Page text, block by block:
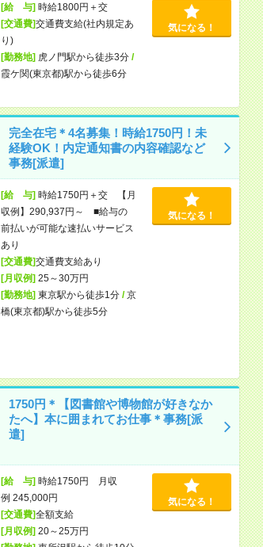
[給 与]時給1800円＋交
[交通費]交通費支給(社内規定あ
り)
[勤務地]虎ノ門駅から徒歩3分/
霞ケ関(東京都)駅から徒歩6分
気になる！
完全在宅＊4名募集！時給1750円！未
経験OK！内定通知書の内容確認など
事務[派遣]
[給 与]時給1750円＋交 【月
収例】290,937円～ ■給与の
前払いが可能な速払いサービス
あり
[交通費]交通費支給あり
[月収例]25～30万円
[勤務地]東京駅から徒歩1分/京
橋(東京都)駅から徒歩5分
気になる！
1750円＊【図書館や博物館が好きなか
たへ】本に囲まれてお仕事＊事務[派
遣]
[給 与]時給1750円 月収
例 245,000円
[交通費]全額支給
[月収例]20～25万円
気になる！